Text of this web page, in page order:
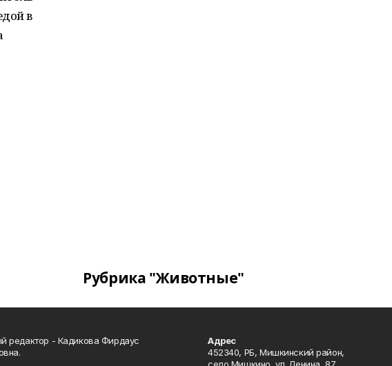
в
Рубрика "Животные"
редактор - Кадикова Фирдаус
Адрес
452340, РБ, Мишкинский район,